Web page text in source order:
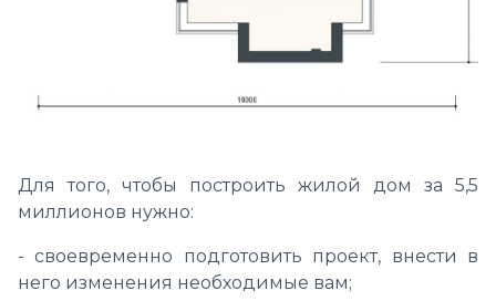
Для того, чтобы построить жилой дом за 5,5
миллионов нужно:
- своевременно подготовить проект, внести в
него изменения необходимые вам;